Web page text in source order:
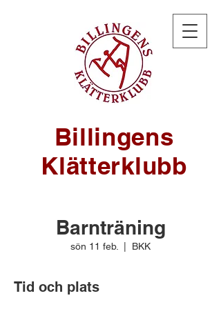
Billingens
Klätterklubb
Barnträning
sön 11 feb. BKK
Tid och plats